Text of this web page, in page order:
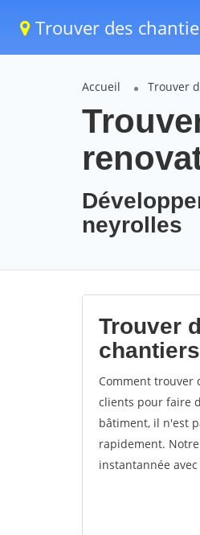
Trouver des
Accueil Trouver
neyrolles
Trouver
Comment trouver
clients pour faire
bâtiment, il n'est
rapidement.
instantannée